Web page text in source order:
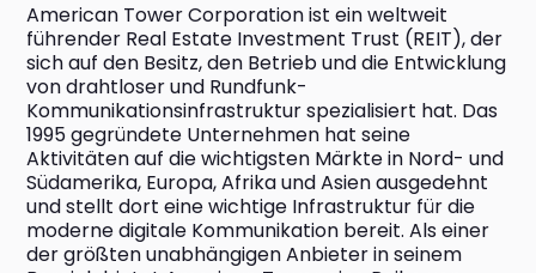
American Tower Corporation ist ein weltweit
führender Real Estate Investment Trust (REIT), der
sich auf den Besitz, den Betrieb und die Entwicklung
von drahtloser und Rundfunk-
Kommunikationsinfrastruktur spezialisiert hat. Das
1995 gegründete Unternehmen hat seine
Aktivitäten auf die wichtigsten Märkte in Nord- und
Südamerika, Europa, Afrika und Asien ausgedehnt
und stellt dort eine wichtige Infrastruktur für die
moderne digitale Kommunikation bereit. Als einer
der größten unabhängigen Anbieter in seinem